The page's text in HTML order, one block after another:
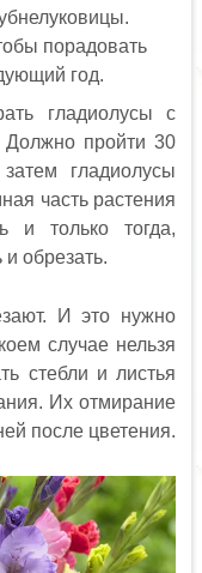
порадовать
год.
гладиолусы с
Должно пройти 30
гладиолусы
часть растения
и только тогда,
обрезать.
И это нужно
случае нельзя
стебли и листья
Их отмирание
после цветения.